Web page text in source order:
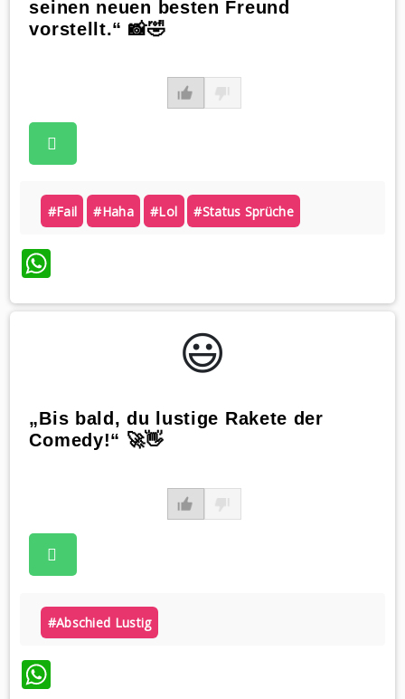
seinen neuen besten Freund
vorstellt.“ 📸🤣
#fail #haha #lol #status Sprüche
WhatsApp
😃️
„Bis bald, du lustige Rakete der
Comedy!“ 🚀👋
#abschied Lustig
WhatsApp